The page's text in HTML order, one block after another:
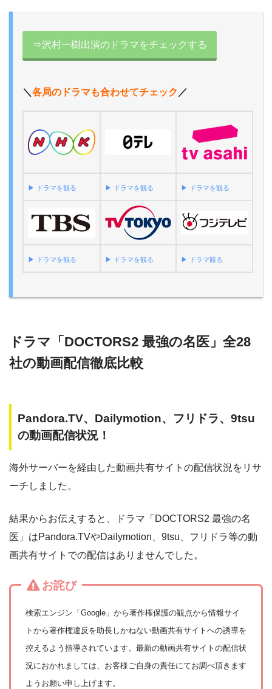
⇒沢村一樹出演のドラマをチェックする
＼ 各局のドラマも合わせてチェック ／
▶︎ ドラマを観る ▶︎ ドラマを観る ▶︎ ドラマを観る
▶︎ ドラマを観る ▶︎ ドラマを観る ▶︎ ドラマ観る
ドラマ「DOCTORS2 最強の名医」全28
社の動画配信徹底比較
Pandora.TV、Dailymotion、フリドラ、9tsu
の動画配信状況！
海外サーバーを経由した動画共有サイトの配信状況をリサ
ーチしました。
結果からお伝えすると、ドラマ「DOCTORS2 最強の名
医」はPandora.TVやDailymotion、9tsu、フリドラ等の動
画共有サイトでの配信はありませんでした。
お詫び
検索エンジン「Google」から著作権保護の観点から情報サイ
トから著作権違反を助長しかねない動画共有サイトへの誘導を
控えるよう指導されています。最新の動画共有サイトの配信状
況におかれましては、お客様ご自身の責任にてお調べ頂きます
ようお願い申し上げます。